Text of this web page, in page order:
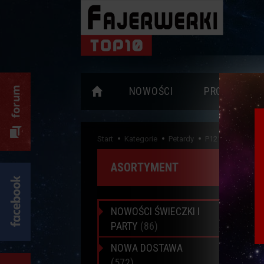
NOWOŚCI PROMOCJE
Start Kategorie Petardy P1217 HELIUM
ASORTYMENT
NOWOŚCI ŚWIECZKI I
PARTY (86)
NOWA DOSTAWA